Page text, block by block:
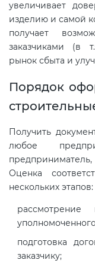
увеличивает
изделию и самой
получает
заказчиками (в
рынок сбыта и
Порядок
Получить
любое
Оценка
нескольких этапов:
рассмотрение
подготовка
заказчику;